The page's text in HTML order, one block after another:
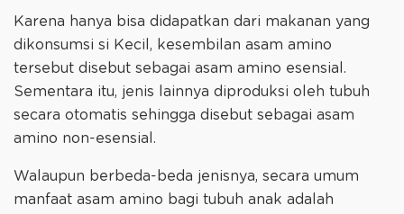
Karena hanya bisa didapatkan dari makanan yang
dikonsumsi si Kecil, kesembilan asam amino
tersebut disebut sebagai asam amino esensial.
Sementara itu, jenis lainnya diproduksi oleh tubuh
secara otomatis sehingga disebut sebagai asam
amino non-esensial.
Walaupun berbeda-beda jenisnya, secara umum
manfaat asam amino bagi tubuh anak adalah